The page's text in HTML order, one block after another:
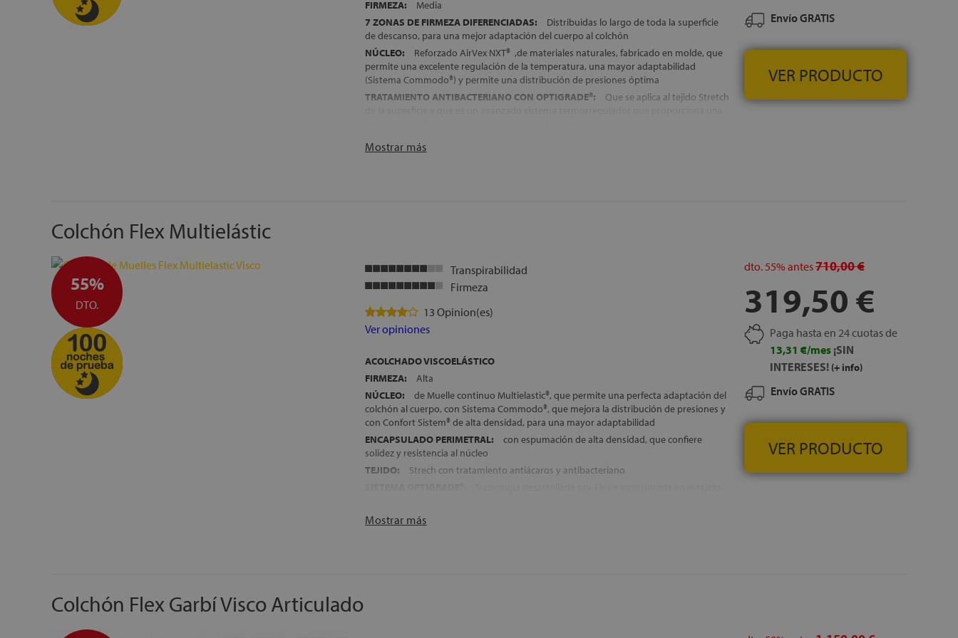
FIRMEZA:
Media
7 ZONAS DE FIRMEZA DIFERENCIADAS:
Distribuidas lo largo de toda la superficie
de descanso, para una mejor adaptación del cuerpo al colchón
NÚCLEO:
Reforzado AirVex NXT® ,de materiales naturales, fabricado en molde, que
permite una excelente regulación de la temperatura, una mayor adaptabilidad
(Sistema Commodo®) y permite una distribución de presiones óptima
TRATAMIENTO ANTIBACTERIANO CON OPTIGRADE®:
Que se aplica al tejido Stretch
Canales de aireación horizontales y verticales, para una mejor transpirabilidad
Mostrar más
Envío GRATIS
VER PRODUCTO
Colchón Flex Multielástic
55%
DTO.
Transpirabilidad
Firmeza
13 Opinion(es)
Ver opiniones
ACOLCHADO VISCOELÁSTICO
FIRMEZA:
Alta
NÚCLEO:
de Muelle continuo Multielastic®, que permite una perfecta adaptación del
colchón al cuerpo, con Sistema Commodo®, que mejora la distribución de presiones y
con Confort Sistem® de alta densidad, para una mayor adaptabilidad
ENCAPSULADO PERIMETRAL:
con espumación de alta densidad, que confiere
solidez y resistencia al núcleo
TEJIDO:
Strech con tratamiento antiácaros y antibacteriano
favorecer un descanso fresco y saludable durante todas las horas de sueño
Mostrar más
dto. 55% antes710,00 €
319,50 €
Paga hasta en 24 cuotas de
13,31 €/mes ¡SIN
INTERESES! (+ info)
Envío GRATIS
VER PRODUCTO
Colchón Flex Garbí Visco Articulado